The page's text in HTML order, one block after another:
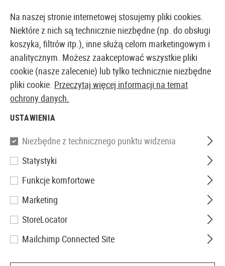
EUROPEJSKI AIRSOFT SKLEP I HURTOWNIA
Strona główna
SS-100 Sound Suppressor CCW
Na naszej stronie internetowej stosujemy pliki cookies.
Niektóre z nich są technicznie niezbędne (np. do obsługi
koszyka, filtrów itp.), inne służą celom marketingowym i
analitycznym. Możesz zaakceptować wszystkie pliki
cookie (nasze zalecenie) lub tylko technicznie niezbędne
pliki cookie. Przeczytaj więcej informacji na temat
ochrony danych.
USTAWIENIA
Niezbędne z technicznego punktu widzenia
Statystyki
Funkcje komfortowe
Marketing
StoreLocator
Mailchimp Connected Site